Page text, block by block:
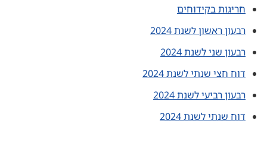
חריגות בקידוחים
רבעון ראשון לשנת 2024
רבעון שני לשנת 2024
דוח חצי שנתי לשנת 2024
רבעון רביעי לשנת 2024
דוח שנתי לשנת 2024